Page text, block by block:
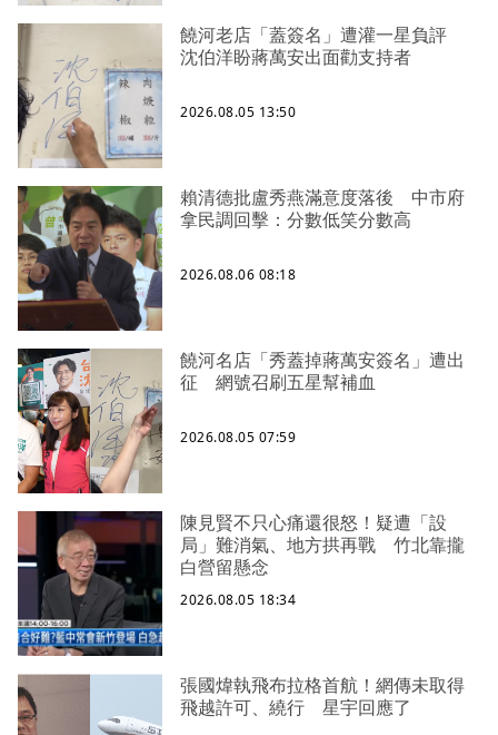
饒河老店「蓋簽名」遭灌一星負評
沈伯洋盼蔣萬安出面勸支持者
2026.08.05 13:50
賴清德批盧秀燕滿意度落後 中市府
拿民調回擊：分數低笑分數高
2026.08.06 08:18
饒河名店「秀蓋掉蔣萬安簽名」遭出
征 網號召刷五星幫補血
2026.08.05 07:59
陳見賢不只心痛還很怒！疑遭「設
局」難消氣、地方拱再戰 竹北靠攏
白營留懸念
2026.08.05 18:34
張國煒執飛布拉格首航！網傳未取得
飛越許可、繞行 星宇回應了